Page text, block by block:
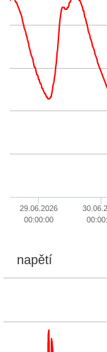
29.06.2026
00:00:00
napětí